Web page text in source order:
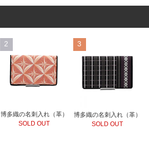
2
博多織の名刺入れ（革）
SOLD OUT
3
博多織の名刺入れ（革）
SOLD OUT